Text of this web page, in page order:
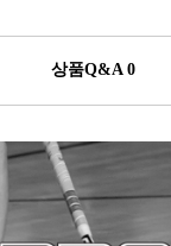
상품Q&A0